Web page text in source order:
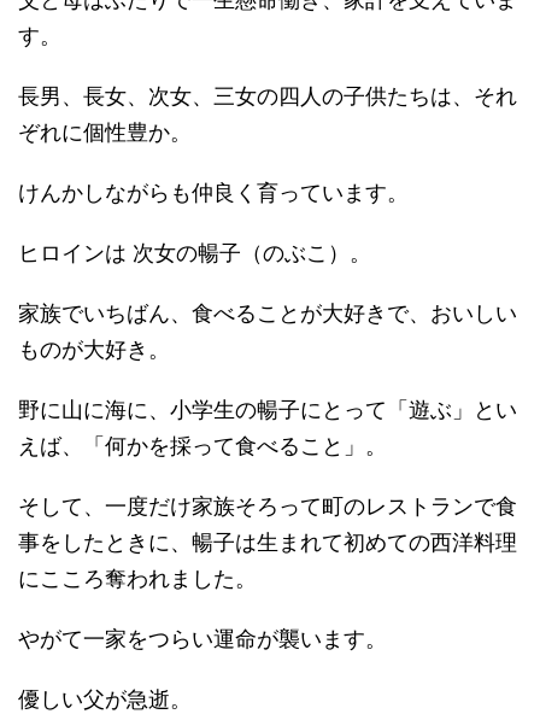
す。
長男、長女、次女、三女の四人の子供たちは、それ
ぞれに個性豊か。
けんかしながらも仲良く育っています。
ヒロインは 次女の暢子（のぶこ）。
家族でいちばん、食べることが大好きで、おいしい
ものが大好き。
野に山に海に、小学生の暢子にとって「遊ぶ」とい
えば、「何かを採って食べること」。
そして、一度だけ家族そろって町のレストランで食
事をしたときに、暢子は生まれて初めての西洋料理
にこころ奪われました。
やがて一家をつらい運命が襲います。
優しい父が急逝。